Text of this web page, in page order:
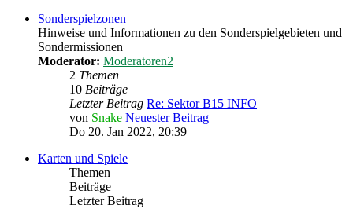
Sonderspielzonen
Hinweise und Informationen zu den Sonderspielgebieten und
Sondermissionen
Moderator: Moderatoren2
2 Themen
10 Beiträge
Letzter Beitrag Re: Sektor B15 INFO
von Snake Neuester Beitrag
Do 20. Jan 2022, 20:39
Karten und Spiele
Themen
Beiträge
Letzter Beitrag